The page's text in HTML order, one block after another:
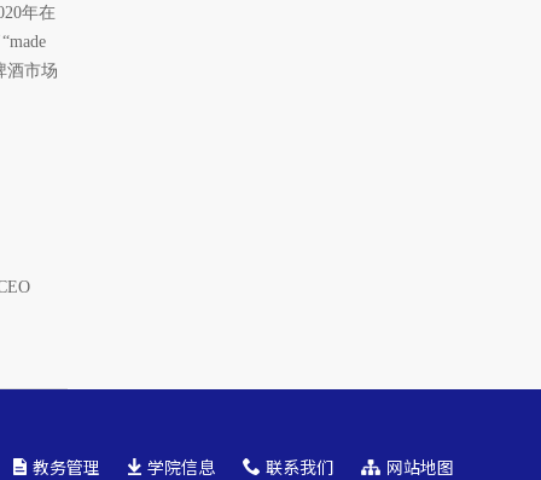
年在
酒市场
教务管理 学院信息 联系我们 网站地图